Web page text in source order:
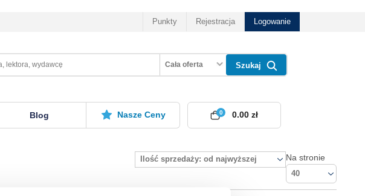
Punkty Rejestracja Logowanie
Cała oferta Szukaj
Blog Nasze Ceny 0
0.00 zł
Ilość sprzedaży: od najwyższej Na stronie
40